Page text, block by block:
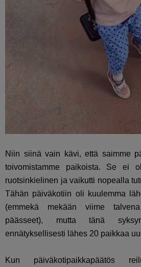
Niin siinä vain kävi, että saimme
toivomistamme paikoista. Se ei
ruotsinkielinen ja vaikutti nopealla
Tähän päiväkotiin oli kuulemma
(emmekä mekään viime
päässeet), mutta tänä
ennätyksellisesti lähes 20 paikkaa
Kun päiväkotipaikkapäätös